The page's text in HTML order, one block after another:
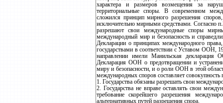
характера и размеров возмещения за
территориальные споры. В современном
сложился принцип мирного разрешения
исключительно мирными средствами. Согласно
разрешают свои международные споры
международный мир и безопасность и
Декларации о принципах международного
государствами в соответствии с Уставом ООН,
направлении имели Манильская
Декларация ООН о предотвращении и
миру и безопасности, и о роли ООН в этой
международных споров составляет совокупность
1. Государства обязаны разрешать свои
2. Государства не вправе оставлять свои
требование скорейшего разрешения
альтернативных путей разрешения спора.